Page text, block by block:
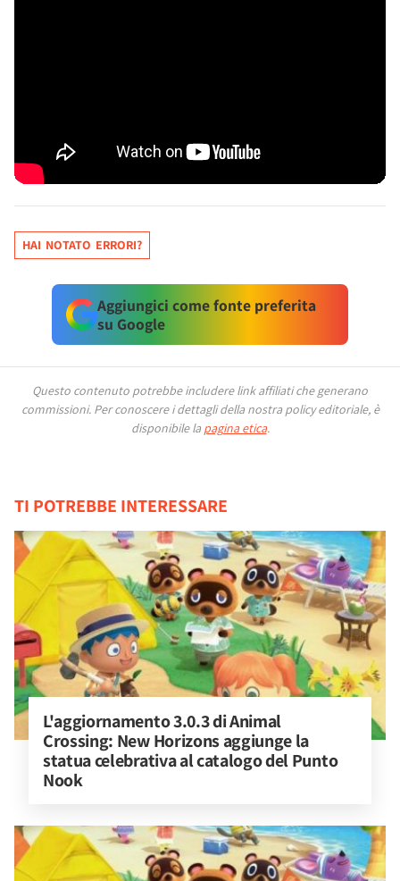
HAI NOTATO ERRORI?
Aggiungici come fonte preferita
su Google
Questo contenuto potrebbe includere link affiliati che generano
commissioni. Per conoscere i dettagli della nostra policy editoriale, è
disponibile la pagina etica.
TI POTREBBE INTERESSARE
L'aggiornamento 3.0.3 di Animal
Crossing: New Horizons aggiunge la
statua celebrativa al catalogo del Punto
Nook